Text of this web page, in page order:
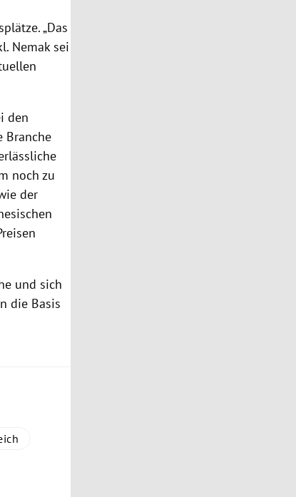
„Das
Nemak sei
den
Branche
noch zu
der
und sich
die Basis